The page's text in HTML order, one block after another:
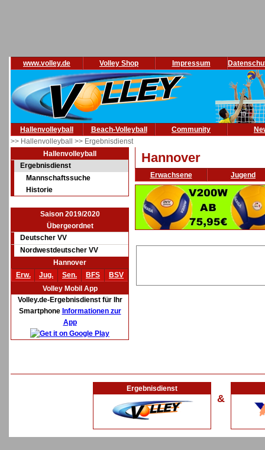
www.volley.de Volley Shop Impressum
Hallenvolleyball Beach-Volleyball Community
>> Hallenvolleyball >> Ergebnisdienst
Hallenvolleyball
Ergebnisdienst
Mannschaftssuche
Historie
Saison 2019/2020
Übergeordnet
Deutscher VV
Nordwestdeutscher VV
Hannover
Erw.
Jug. Sen. BFS
BSV
Volley Mobil App
Volley.de-Ergebnisdienst für Ihr
Smartphone Informationen zur
App
Hannover
Erwachsene Jugend
Ergebnisdienst
&